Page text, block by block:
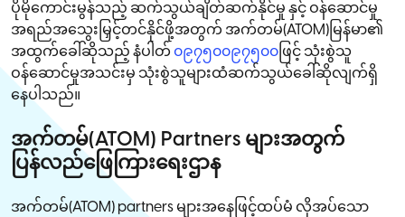
ပိုမိုကောင်းမွန်သည့် ဆက်သွယ်ချိတ်ဆက်နိုင်မှု နှင့် ဝန်ဆောင်မှု
အရည်အသွေးမြှင့်တင်နိုင်ဖို့အတွက် အက်တမ်(ATOM)မြန်မာ၏
အထွက်ခေါ်ဆိုသည့် နံပါတ် ၀၉၇၅၀၀၉၇၅၀၀ ဖြင့် သုံးစွဲသူ
ဝန်ဆောင်မှုအသင်းမှ သုံးစွဲသူများထံဆက်သွယ်ခေါ်ဆိုလျက်ရှိ
နေပါသည်။
အက်တမ်(ATOM) Partners များအတွက်
ပြန်လည်ဖြေကြားရေးဌာန
အက်တမ်(ATOM) partners များအနေဖြင့်ထပ်မံ လိုအပ်သော